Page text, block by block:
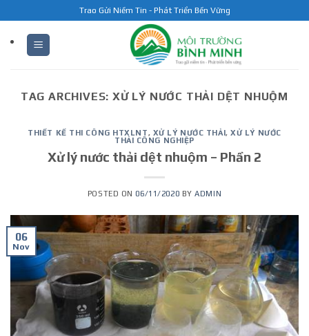
to
content
Trao Gửi Niềm Tin - Phát Triển Bền Vững
TAG ARCHIVES:XỬ LÝ NƯỚC THẢI DỆT NHUỘM
THIẾT KẾ THI CÔNG HTXLNT, XỬ LÝ NƯỚC THẢI,XỬ LÝ NƯỚC
THẢI CÔNG NGHIỆP
Xử lý nước thải dệt nhuộm – Phần 2
POSTED ON 06/11/2020 BYADMIN
06
Nov